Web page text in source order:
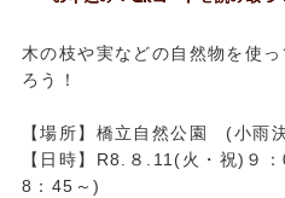
木の枝や実などの自然物を使
ろう！
【場所】橋立自然公園 (小雨
【日時】R8.８.11(火・祝)９
8：45～)